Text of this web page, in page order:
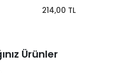
214,00 TL
Ürünler